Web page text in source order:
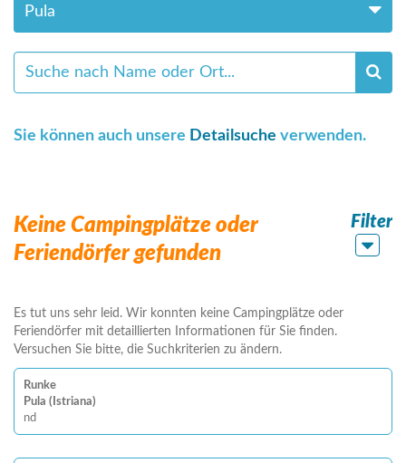
Pula
Sie können auch unsere Detailsuche verwenden.
Keine Campingplätze oder
Feriendörfer gefunden
Filter
Es tut uns sehr leid. Wir konnten keine Campingplätze oder
Feriendörfer mit detaillierten Informationen für Sie finden.
Versuchen Sie bitte, die Suchkriterien zu ändern.
Runke
Pula (Istriana)
nd